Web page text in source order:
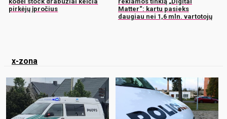
pirkėjų įpročius
Matter“: kartu pasieks
daugiau nei 1,6 mln. vartotojų
x-zona